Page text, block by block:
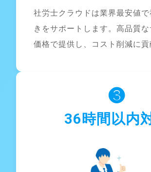
社労士クラウドは業界最安値
きをサポートします。高品質
価格で提供し、コスト削減に貢
❸
36時間以内